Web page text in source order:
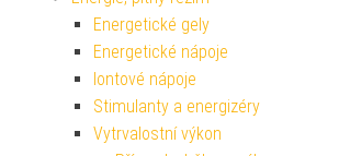
Energetické gely
Energetické nápoje
Iontové nápoje
Stimulanty a energizéry
Vytrvalostní výkon